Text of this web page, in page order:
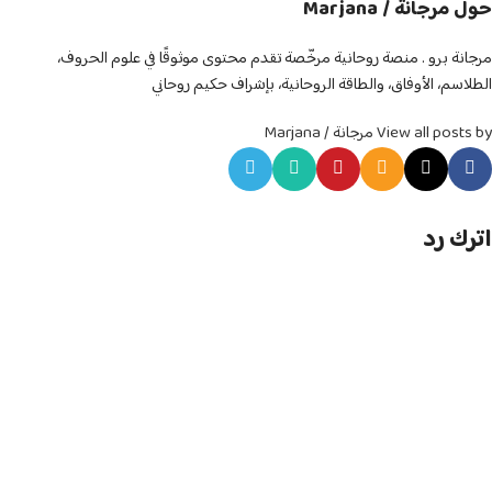
حول مرجانة / Marjana
مرجانة برو . منصة روحانية مرخّصة تقدم محتوى موثوقًا في علوم الحروف،
الطلاسم، الأوفاق، والطاقة الروحانية، بإشراف حكيم روحاني
View all posts by مرجانة / Marjana
اترك رد